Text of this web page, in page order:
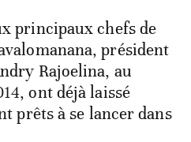
principaux chefs de
président
Rajoelina, au
ont déjà laissé
prêts à se lancer dans